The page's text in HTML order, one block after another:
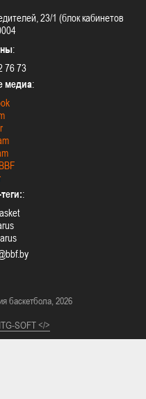
23/1 (блок кабинетов
:
76 73
медиа:
:
баскетбола, 2026
ITG-SOFT </>